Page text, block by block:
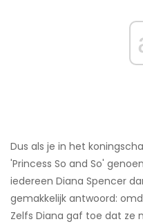
Dus als je in het
'Princess So and So'
iedereen Diana Spencer
gemakkelijk antwoord:
Zelfs Diana gaf toe dat ze